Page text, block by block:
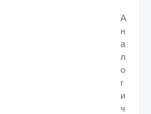
А
н
а
л
о
г
и
ч